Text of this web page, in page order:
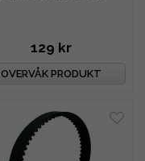
129 kr
OVERVÅK PRODUKT